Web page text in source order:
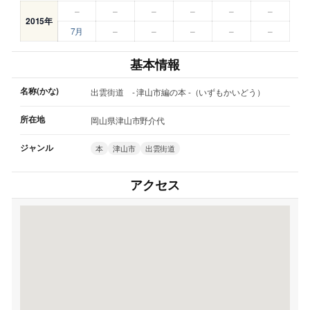
2015年
– – – – –
–
7月
– – – – –
基本情報
名称(かな) 出雲街道 - 津山市編の本 -（いずもかいどう）
所在地 岡山県津山市野介代
ジャンル 本 津山市 出雲街道
アクセス